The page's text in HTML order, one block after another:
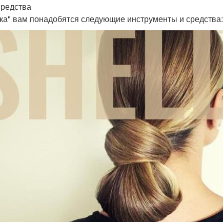
вам понадобятся следующие инструменты и средства: